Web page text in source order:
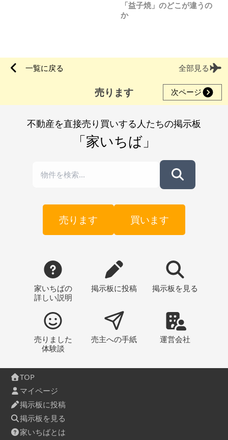
「益子焼」のどこが違うの
か
一覧に戻る 全部見る
売ります 次ページ
不動産を直接売り買いする人たちの掲示板
「家いちば」
売ります 買います
家いちばの
詳しい説明
掲示板に投稿 掲示板 を見る
売りました
体験談
売主への手紙 運営会社
TOP
マイページ
掲示板に投稿
掲示板を見る
家いちばとは